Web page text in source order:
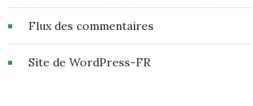
Flux des commentaires
Site de WordPress-FR